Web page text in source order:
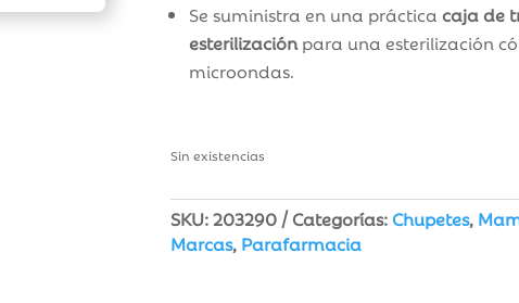
Se suministra en una práctica caja de
esterilizaciónpara una esterilización
microondas.
Sin existencias
SKU:203290 Categorías:Chupetes,
Marcas, Parafarmacia